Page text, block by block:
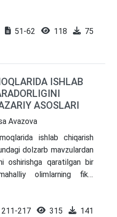
tahlil qilingan.
kommunikatsiya
yetarli darajada
ekoturizm
hududiy turizm
ekologik xavfsizlikni
infratuzilma
chiqilgan. Tadqiqot
barqaror turizmni
oshirishga xizmat
51-62 118 75
ISHLAB
ASOSLARI
Avazova
ishlab chiqarish
dolzarb mavzulardan
oshirishga qaratilgan bir
olimlarning fikr-
oshirish uchun
ishlar nazariy jihatdan
211-217 315 141